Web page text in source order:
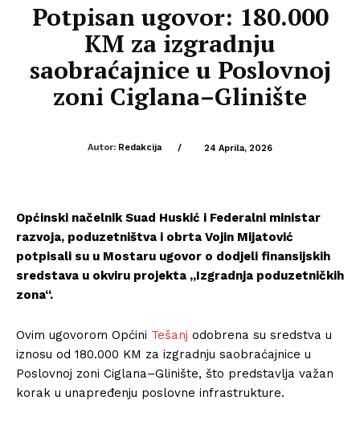
Potpisan ugovor: 180.000
KM za izgradnju
saobraćajnice u Poslovnoj
zoni Ciglana–Glinište
Autor: Redakcija / 24 Aprila, 2026
Općinski načelnik Suad Huskić i Federalni ministar
razvoja, poduzetništva i obrta Vojin Mijatović
potpisali su u Mostaru ugovor o dodjeli finansijskih
sredstava u okviru projekta „Izgradnja poduzetničkih
zona“.
Ovim ugovorom Općini Tešanj odobrena su sredstva u
iznosu od 180.000 KM za izgradnju saobraćajnice u
Poslovnoj zoni Ciglana–Glinište, što predstavlja važan
korak u unapređenju poslovne infrastrukture.